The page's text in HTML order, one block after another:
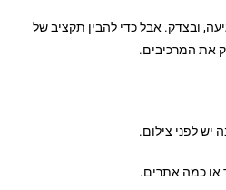
ובצדק. אבל כדי להבין תקציב של
את המרכיבים.
יש לפני צילום.
או כמה אתרים.